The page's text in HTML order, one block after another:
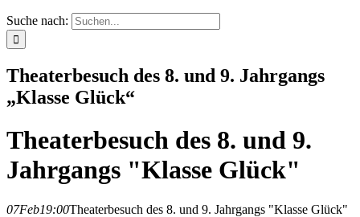
Suche nach:
Theaterbesuch des 8. und 9. Jahrgangs
„Klasse Glück“
Theaterbesuch des 8. und 9.
Jahrgangs "Klasse Glück"
07Feb19:00Theaterbesuch des 8. und 9. Jahrgangs "Klasse Glück"